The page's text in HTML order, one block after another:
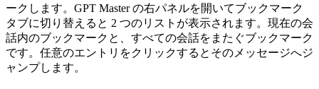
ークします。GPT Master の右パネルを開いてブックマーク
タブに切り替えると 2 つのリストが表示されます。現在の会
話内のブックマークと、すべての会話をまたぐブックマーク
です。任意のエントリをクリックするとそのメッセージへジ
ャンプします。